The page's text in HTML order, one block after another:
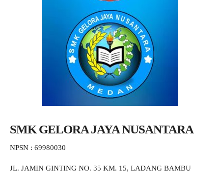
SMK GELORA JAYA NUSANTARA
NPSN : 69980030
JL. JAMIN GINTING NO. 35 KM. 15, LADANG BAMBU